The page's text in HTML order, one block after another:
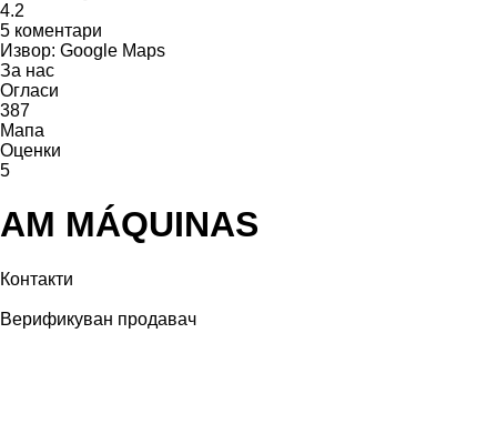
4.2
5 коментари
Извор: Google Maps
За нас
Огласи
387
Мапа
Оценки
5
AM MÁQUINAS
Контакти
Верификуван продавач